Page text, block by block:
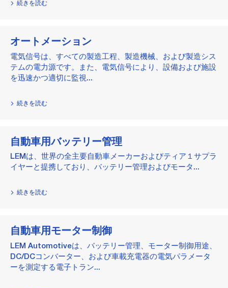
続きを読む
オートメーション
電気信号は、すべての製造工程、製造機械、および製造シス
テムの電力源です。また、電気信号により、設備および施設
を迅速かつ適切に監視...
続きを読む
自動車用バッテリー管理
LEMは、世界の全主要自動車メーカーおよびティア１サプラ
イヤーと提携しており、バッテリー管理およびモータ...
続きを読む
自動車用モーター制御
LEM Automotiveは、バッテリー管理、モーター制御用途、
DC/DCコンバーター、および車載充電器の電気パラメータ
ーを測定する電子トラン...